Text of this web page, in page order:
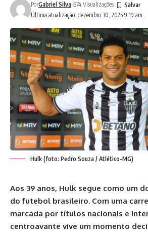
Última atualização: dezembro 30, 2025 9:19 am
PorGabriel Silva 374 Visualizações
Hulk (foto: Pedro Souza / Atlético-MG)
Aos 39 anos, Hulk segue como um
do futebol brasileiro. Com uma
marcada por títulos nacionais e
centroavante vive um momento